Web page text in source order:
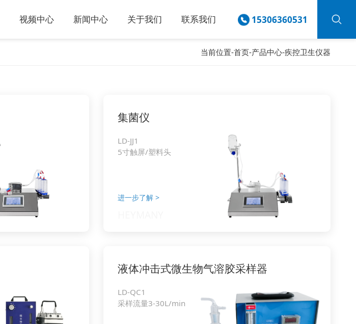
视频中心 新闻中心 关于我们 联系我们 15306360531
当前位置-首页-产品中心-疾控卫生仪器
集菌仪
LD-JJ1
5寸触屏/塑料头
进一步了解>
液体冲击式微生物气溶胶采样器
LD-QC1
采样流量3-30L/min